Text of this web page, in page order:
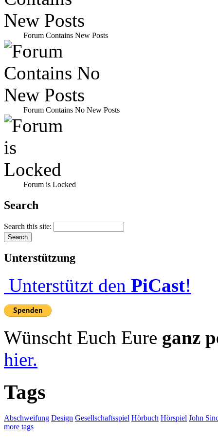
Forum Contains New Posts
Forum Contains No New Posts
Forum is Locked
Search
Search this site:
Unterstützung
Unterstützt den PiCast!
Wünscht Euch Eure ganz
hier.
Tags
Abschweifung Design Gesellschaftsspiel Hörbuch Hörspiel John
more tags